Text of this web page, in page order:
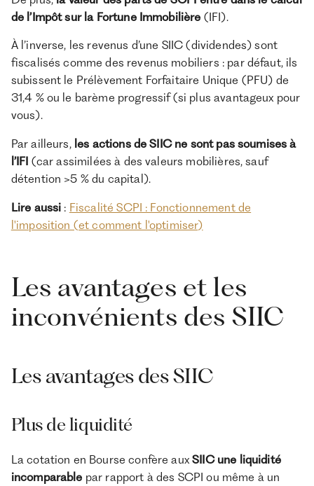
de l’Impôt sur la Fortune Immobilière (IFI).
À l’inverse, les revenus d’une SIIC (dividendes) sont
fiscalisés comme des revenus mobiliers : par défaut, ils
subissent le Prélèvement Forfaitaire Unique (PFU) de
31,4 % ou le barème progressif (si plus avantageux pour
vous).
Par ailleurs, les actions de SIIC ne sont pas soumises à
l’IFI (car assimilées à des valeurs mobilières, sauf
détention >5 % du capital).
Lire aussi : Fiscalité SCPI : Fonctionnement de
l'imposition (et comment l'optimiser)
Les avantages et les
inconvénients des SIIC
Les avantages des SIIC
Plus de liquidité
La cotation en Bourse confère auxSIIC une liquidité
incomparable par rapport à des SCPI ou même à un